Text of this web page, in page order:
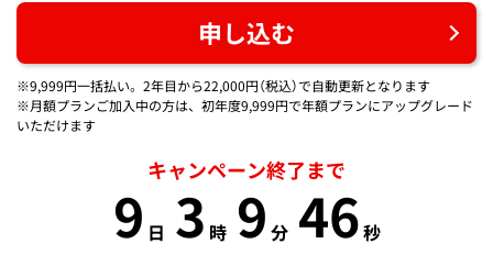
申し込む
※9,999円一括払い。2年目から22,000円（税込）で自動更新となります
※月額プランご加入中の方は、初年度9,999円で年額プランにアップグレード
いただけます
キャンペーン終了まで
9 日 3 時 9 分 45秒